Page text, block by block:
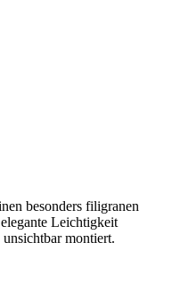
besonders filigranen
Leichtigkeit
montiert.